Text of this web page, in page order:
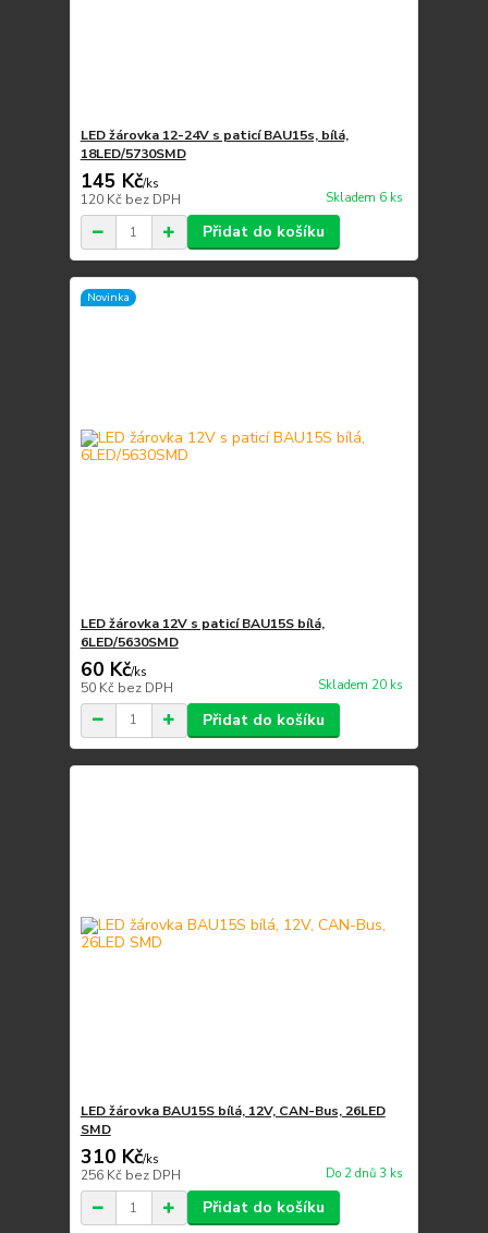
LED žárovka 12-24V s paticí BAU15s, bílá,
18LED/5730SMD
145 Kč/ks
120 Kč bez DPH Skladem 6 ks
Přidat do košíku
Novinka
LED žárovka 12V s paticí BAU15S bílá,
6LED/5630SMD
60 Kč/ks
50 Kč bez DPH Skladem 20 ks
Přidat do košíku
LED žárovka BAU15S bílá, 12V, CAN-Bus, 26LED
SMD
310 Kč/ks
256 Kč bez DPH Do 2 dnů 3 ks
Přidat do košíku